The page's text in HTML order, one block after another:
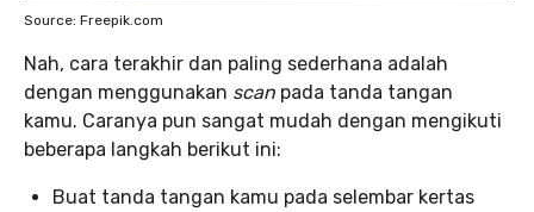
Source: Freepik.com
Nah, cara terakhir dan paling sederhana adalah
dengan menggunakan scan pada tanda tangan
kamu. Caranya pun sangat mudah dengan mengikuti
beberapa langkah berikut ini:
Buat tanda tangan kamu pada selembar kertas